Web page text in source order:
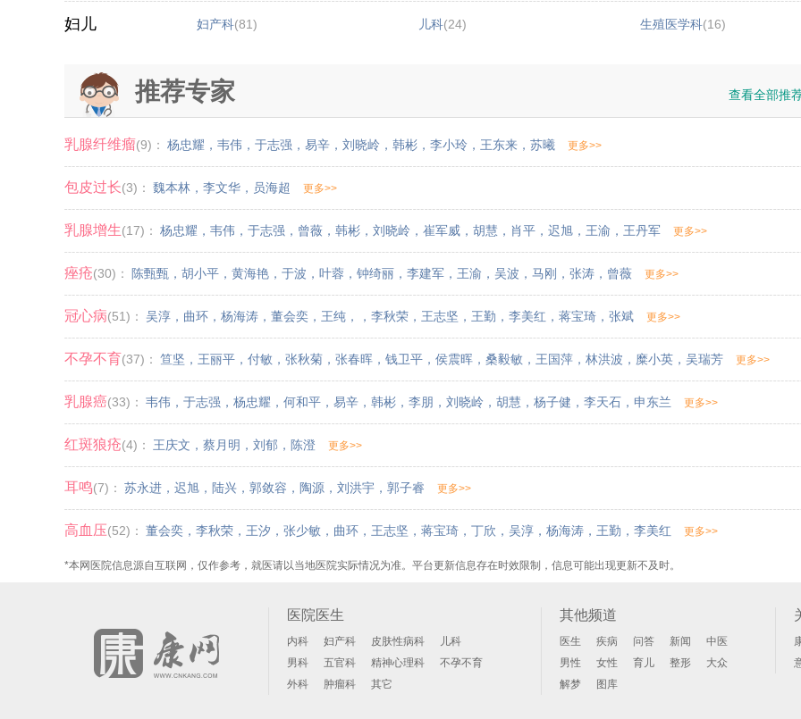
妇儿 妇产科(81) 儿科(24) 生殖医学科(16)
推荐专家 查看全部推
乳腺纤维瘤(9)： 杨忠耀 ， 韦伟 ， 于志强 ， 易辛 ， 刘晓岭 ， 韩彬 ， 李小玲 ， 王东来 ， 苏曦 更多>>
包皮过长(3)： 魏本林 ， 李文华 ， 员海超 更多>>
乳腺增生(17)： 杨忠耀 ， 韦伟 ， 于志强 ， 曾薇 ， 韩彬 ， 刘晓岭 ， 崔军威 ， 胡慧 ， 肖平 ， 迟旭 ， 王渝 ， 王丹军 更多>>
痤疮(30)： 陈甄甄 ， 胡小平 ， 黄海艳 ， 于波 ， 叶蓉 ， 钟绮丽 ， 李建军 ， 王渝 ， 吴波 ， 马刚 ， 张涛 ， 曾薇 更多>>
冠心病(51)： 吴淳 ， 曲环 ， 杨海涛 ， 董会奕 ， 王纯 ， ， 李秋荣 ， 王志坚 ， 王勤 ， 李美红 ， 蒋宝琦 ， 张斌 更多>>
不孕不育(37)： 笪坚 ， 王丽平 ， 付敏 ， 张秋菊 ， 张春晖 ， 钱卫平 ， 侯震晖 ， 桑毅敏 ， 王国萍 ， 林洪波 ， 糜小英 ， 吴瑞芳 更多>>
乳腺癌(33)： 韦伟 ， 于志强 ， 杨忠耀 ， 何和平 ， 易辛 ， 韩彬 ， 李朋 ， 刘晓岭 ， 胡慧 ， 杨子健 ， 李天石 ， 申东兰 更多>>
红斑狼疮(4)： 王庆文 ， 蔡月明 ， 刘郁 ， 陈澄 更多>>
耳鸣(7)： 苏永进 ， 迟旭 ， 陆兴 ， 郭敛容 ， 陶源 ， 刘洪宇 ， 郭子睿 更多>>
高血压(52)： 董会奕 ， 李秋荣 ， 王汐 ， 张少敏 ， 曲环 ， 王志坚 ， 蒋宝琦 ， 丁欣 ， 吴淳 ， 杨海涛 ， 王勤 ， 李美红 更多>>
*本网医院信息源自互联网，仅作参考，就医请以当地医院实际情况为准。平台更新信息存在时效限制，信息可能出现更新不及时。
医院医生
内科 妇产科 皮肤性病科
儿科
男科
五官科 精神心理科
不孕不育
外科
肿瘤科 其它
其他频道
医生 疾病 问答 新闻
中医
男性
女性 育儿 整形
大众
解梦
图库